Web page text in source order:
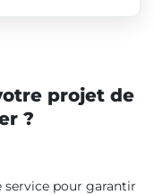
projet de
?
service pour garantir